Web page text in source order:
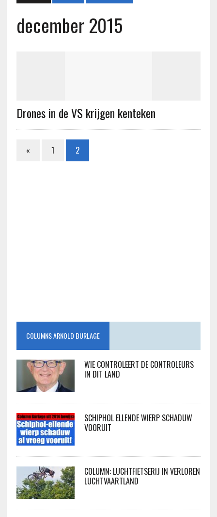
december 2015
Drones in de VS krijgen kenteken
« 1 2
COLUMNS ARNOLD BURLAGE
WIE CONTROLEERT DE CONTROLEURS
IN DIT LAND
SCHIPHOL ELLENDE WIERP SCHADUW
VOORUIT
COLUMN: LUCHTFIETSERIJ IN VERLOREN
LUCHTVAARTLAND